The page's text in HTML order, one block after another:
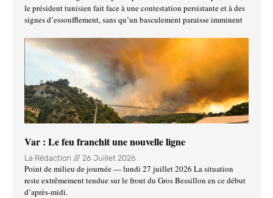
le président tunisien fait face à une contestation persistante et à des
signes d’essoufflement, sans qu’un basculement paraisse imminent
Var : Le feu franchit une nouvelle ligne
La Rédaction 26 Juillet 2026
Point de milieu de journée — lundi 27 juillet 2026 La situation
reste extrêmement tendue sur le front du Gros Bessillon en ce début
d’après-midi.